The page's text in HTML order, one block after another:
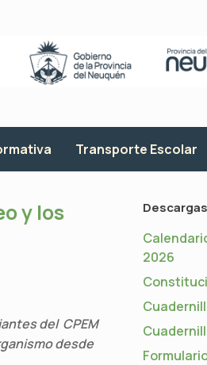
Transporte Escolar
y los
del CPEM
desde
Descargas
2026